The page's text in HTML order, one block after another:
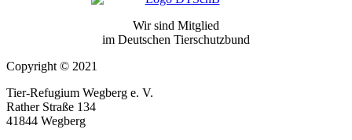
Wir sind Mitglied
im Deutschen Tierschutzbund
Copyright © 2021
Tier-Refugium Wegberg e. V.
Rather Straße 134
41844 Wegberg